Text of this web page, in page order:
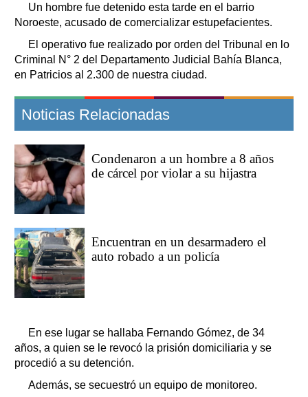
Un hombre fue detenido esta tarde en el barrio
Noroeste, acusado de comercializar estupefacientes.
El operativo fue realizado por orden del Tribunal en lo
Criminal N° 2 del Departamento Judicial Bahía Blanca,
en Patricios al 2.300 de nuestra ciudad.
Noticias Relacionadas
Condenaron a un hombre a 8 años
de cárcel por violar a su hijastra
Encuentran en un desarmadero el
auto robado a un policía
En ese lugar se hallaba Fernando Gómez, de 34
años, a quien se le revocó la prisión domiciliaria y se
procedió a su detención.
Además, se secuestró un equipo de monitoreo.